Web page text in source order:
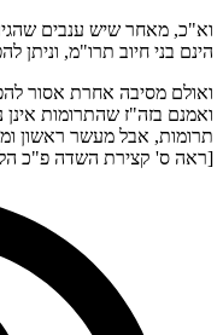
וא"כ, מאחר שיש ענבים
הינם בני חיוב תרו"מ, וניתן
ואולם מסיבה אחרת אסור
ואמנם בזה"ז שהתרומות
תרומות, אבל מעשר ראשון
[ראה ס' קצירת השדה פ"כ